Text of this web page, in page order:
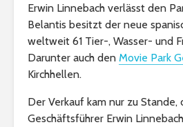
Erwin Linnebach verlässt den
Belantis besitzt der neue
weltweit 61 Tier-, Wasser- und
Darunter auch den Movie Park
Kirchhellen.
Der Verkauf kam nur zu Stande,
Geschäftsführer Erwin